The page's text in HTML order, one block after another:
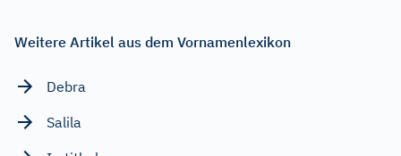
Weitere Artikel aus dem Vornamenlexikon
Debra
Salila